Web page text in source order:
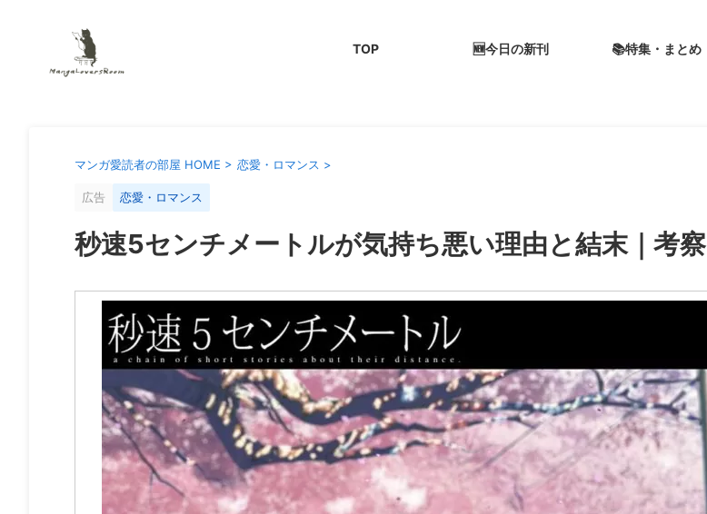
TOP 🆕今日の新刊 📚特集・まとめ
マンガ愛読者の部屋 HOME > 恋愛・ロマンス >
広告 恋愛・ロマンス
秒速5センチメートルが気持ち悪い理由と結末｜考察